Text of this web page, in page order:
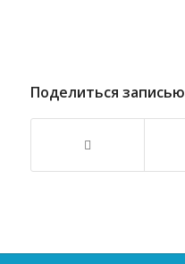
Поделиться записью